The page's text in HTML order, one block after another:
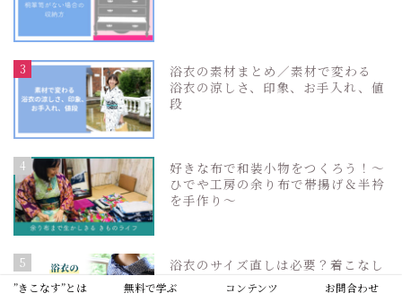
3
浴衣の素材まとめ／素材で変わる
浴衣の涼しさ、印象、お手入れ、値
段
4
好きな布で和装小物をつくろう！〜
ひでや工房の余り布で帯揚げ＆半衿
を手作り〜
5
浴衣のサイズ直しは必要？着こなし
の工夫で可愛く変身させちゃおう！
”きこなす”とは 無料で学ぶ コンテンツ お問合わせ